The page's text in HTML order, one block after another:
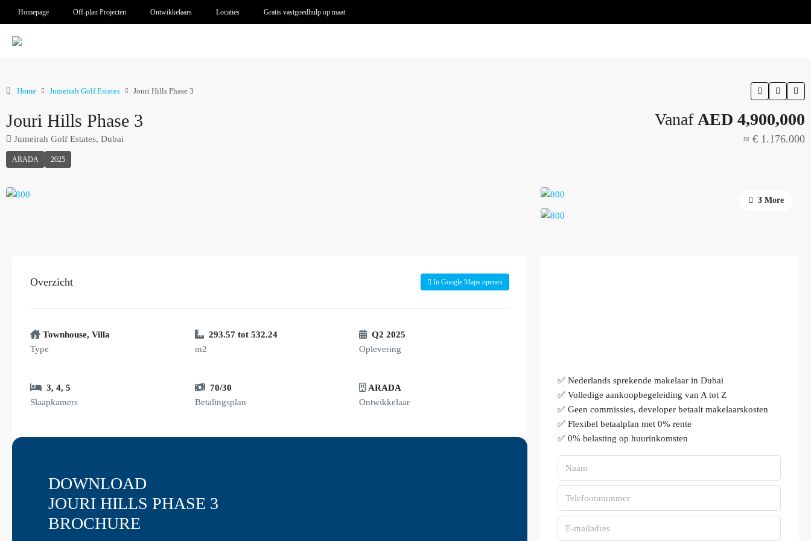
Homepage Off-plan Projecten Ontwikkelaars Locaties Gratis vastgoedhulp op maat
Home Jumeirah Golf Estates Jouri Hills Phase 3
Jouri Hills Phase 3
Jumeirah Golf Estates, Dubai
ARADA 2025
Vanaf AED 4,900,000
≈ € 1.176.000
3 More
Overzicht In Google Maps openen
Townhouse, Villa
Type
293.57 tot 532.24
m2
Q2 2025
Oplevering
3, 4, 5
Slaapkamers
70/30
Betalingsplan
ARADA
Ontwikkelaar
DOWNLOAD
JOURI HILLS PHASE 3
BROCHURE
✅ Nederlands sprekende makelaar in Dubai
✅ Volledige aankoopbegeleiding van A tot Z
✅ Geen commissies, developer betaalt makelaarskosten
✅ Flexibel betaalplan met 0% rente
✅ 0% belasting op huurinkomsten